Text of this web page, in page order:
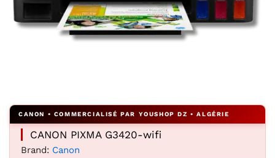
CANON PIXMA G3420-wifi
Brand: Canon